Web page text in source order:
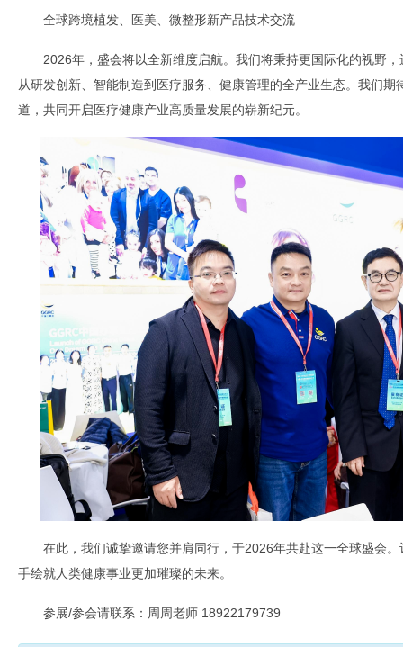
全球跨境植发、医美、微整形新产品技术交流
2026年，盛会将以全新维度启航。我们将秉持更国际化的视野
从研发创新、智能制造到医疗服务、健康管理的全产业生态。我们
道，共同开启医疗健康产业高质量发展的崭新纪元。
在此，我们诚挚邀请您并肩同行，于2026年共赴这一全球盛会
手绘就人类健康事业更加璀璨的未来。
参展/参会请联系：周周老师 18922179739